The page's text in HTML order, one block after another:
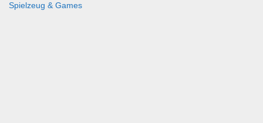
Spielzeug & Games